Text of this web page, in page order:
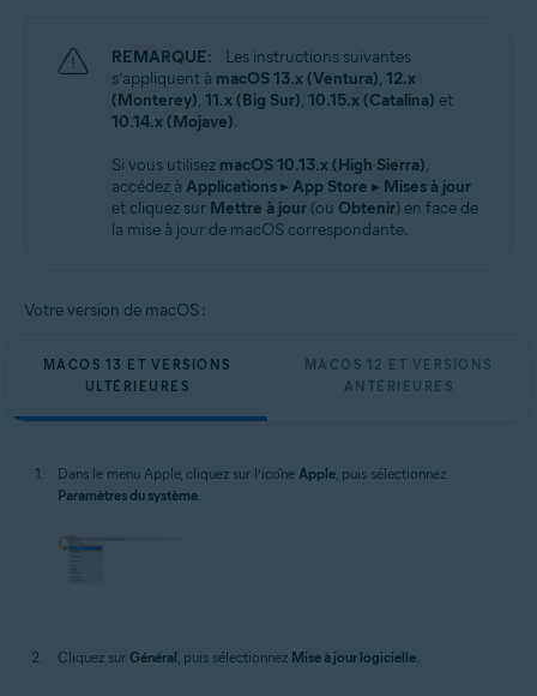
REMARQUE:
Les instructions suivantes
s’appliquent à macOS 13.x (Ventura), 12.x
(Monterey), 11.x (Big Sur), 10.15.x (Catalina) et
10.14.x (Mojave).
Si vous utilisez macOS 10.13.x (High Sierra),
accédez à Applications▸ App Store ▸ Mises à jour
et cliquez sur Mettre à jour (ou Obtenir) en face de
la mise à jour de macOS correspondante.
Votre version de macOS :
MACOS 13 ET VERSIONS
ULTÉRIEURES
MACOS 12 ET VERSIONS
ANTÉRIEURES
Dans le menu Apple, cliquez sur l’icône Apple, puis sélectionnez
Paramètres du système.
Cliquez sur Général, puis sélectionnez Mise à jour logicielle.